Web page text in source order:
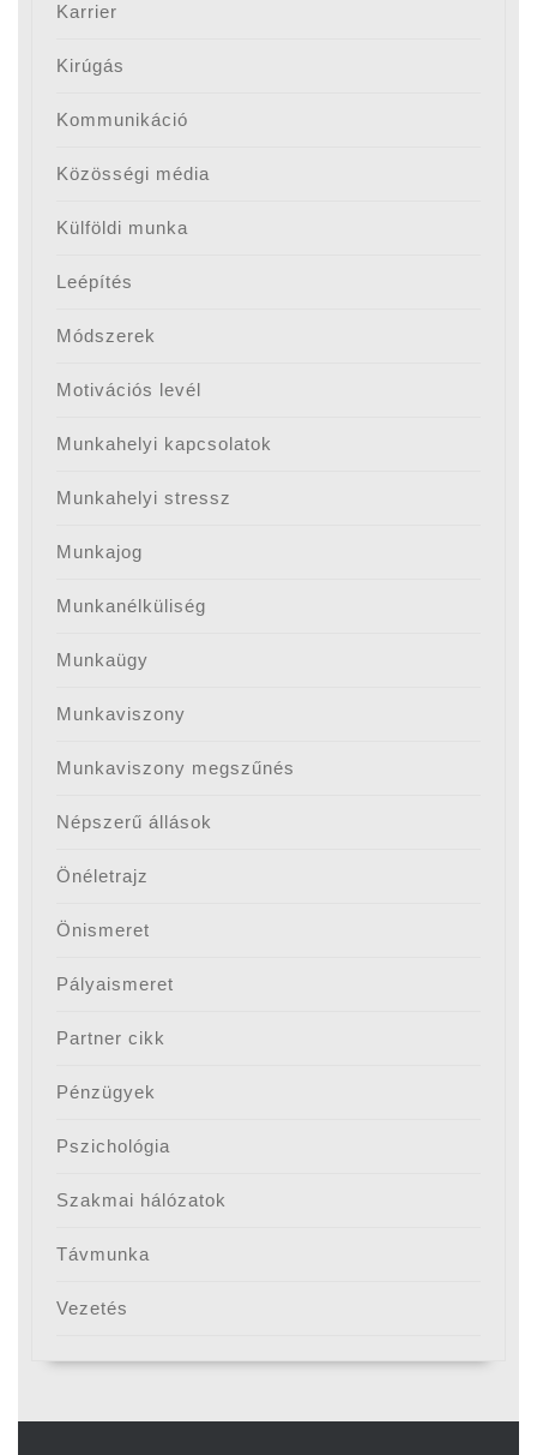
Karrier
Kirúgás
Kommunikáció
Közösségi média
Külföldi munka
Leépítés
Módszerek
Motivációs levél
Munkahelyi kapcsolatok
Munkahelyi stressz
Munkajog
Munkanélküliség
Munkaügy
Munkaviszony
Munkaviszony megszűnés
Népszerű állások
Önéletrajz
Önismeret
Pályaismeret
Partner cikk
Pénzügyek
Pszichológia
Szakmai hálózatok
Távmunka
Vezetés